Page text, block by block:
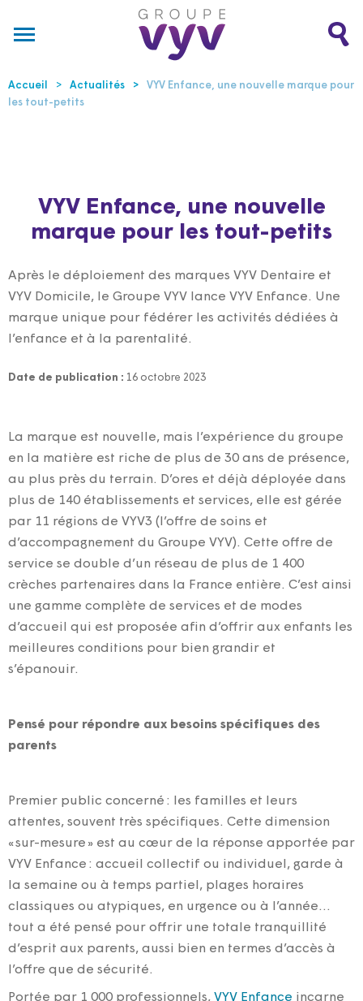
Accueil Actualités
VYV Enfance, une nouvelle marque pour
les tout-petits
VYV Enfance, une nouvelle
marque pour les tout-petits
Après le déploiement des marques VYV Dentaire et
VYV Domicile, le Groupe VYV lance VYV Enfance. Une
marque unique pour fédérer les activités dédiées à
l’enfance et à la parentalité.
Date de publication : 16 octobre 2023
La marque est nouvelle, mais l’expérience du groupe
en la matière est riche de plus de 30 ans de présence,
au plus près du terrain. D’ores et déjà déployée dans
plus de 140 établissements et services, elle est gérée
par 11 régions de VYV3 (l’offre de soins et
d’accompagnement du Groupe VYV). Cette offre de
service se double d’un réseau de plus de 1 400
crèches partenaires dans la France entière. C’est ainsi
une gamme complète de services et de modes
d’accueil qui est proposée afin d’offrir aux enfants les
meilleures conditions pour bien grandir et
s’épanouir.
Pensé pour répondre aux besoins spécifiques des
parents
Premier public concerné : les familles et leurs
attentes, souvent très spécifiques. Cette dimension
« sur-mesure » est au cœur de la réponse apportée par
VYV Enfance : accueil collectif ou individuel, garde à
la semaine ou à temps partiel, plages horaires
classiques ou atypiques, en urgence ou à l’année…
tout a été pensé pour offrir une totale tranquillité
d’esprit aux parents, aussi bien en termes d’accès à
l’offre que de sécurité.
Portée par 1 000 professionnels, VYV Enfance incarne